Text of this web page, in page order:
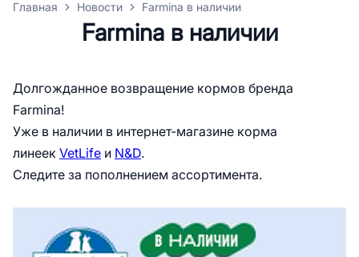
Главная Новости Farmina в наличии
Farmina в наличии
Долгожданное возвращение кормов бренда
Farmina!
Уже в наличии в интернет-магазине корма
линеек VetLife и N&D.
Следите за пополнением ассортимента.